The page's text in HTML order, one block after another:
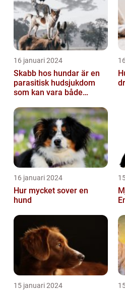
16 januari 2024
Skabb hos hundar är en
parasitisk hudsjukdom
som kan vara både
för våra fy...
16 januari 2024
Hur mycket sover en
hund
15 januari 2024